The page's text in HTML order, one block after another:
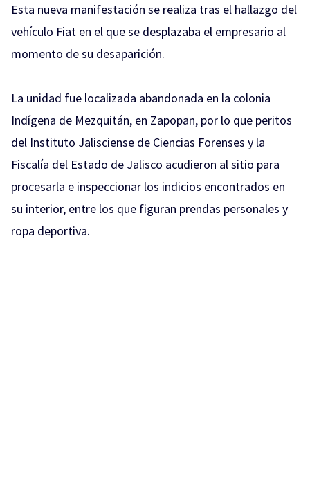
Esta nueva manifestación se realiza tras el hallazgo del
vehículo Fiat en el que se desplazaba el empresario al
momento de su desaparición.
La unidad fue localizada abandonada en la colonia
Indígena de Mezquitán, en Zapopan, por lo que peritos
del Instituto Jalisciense de Ciencias Forenses y la
Fiscalía del Estado de Jalisco acudieron al sitio para
procesarla e inspeccionar los indicios encontrados en
su interior, entre los que figuran prendas personales y
ropa deportiva.